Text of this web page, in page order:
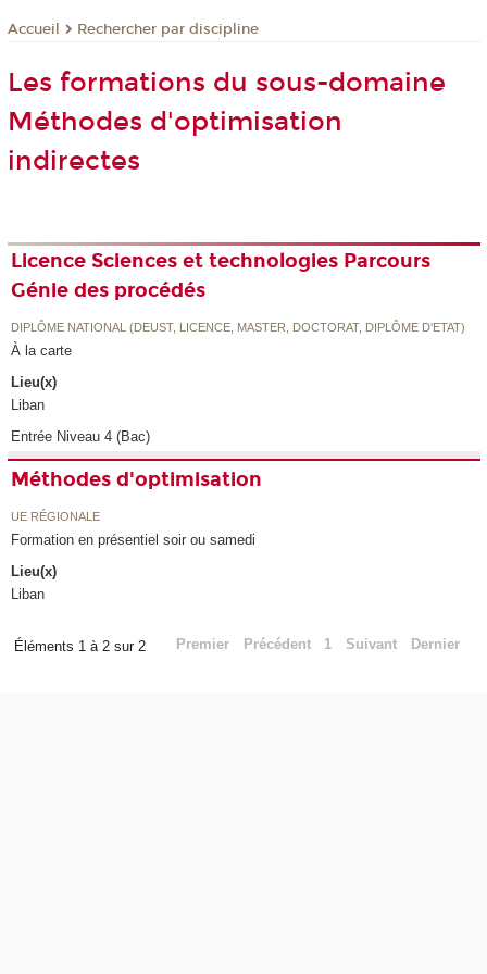
Accueil Rechercher par discipline
Les formations du sous-domaine
Méthodes d'optimisation
indirectes
Licence Sciences et technologies Parcours
Génie des procédés
DIPLÔME NATIONAL (DEUST, LICENCE, MASTER, DOCTORAT, DIPLÔME D'ETAT)
À la carte
Lieu(x)
Liban
Entrée Niveau 4 (Bac)
Méthodes d'optimisation
UE RÉGIONALE
Formation en présentiel soir ou samedi
Lieu(x)
Liban
Éléments 1 à 2 sur 2 Premier Précédent 1 Suivant Dernier